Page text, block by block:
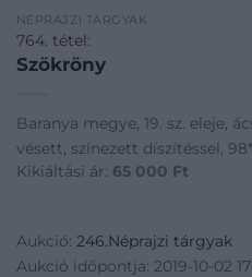
NÉPRAJZI TÁRGYAK
764. tétel:
Szökröny
Baranya megye, 19. sz. eleje,
vésett, színezett díszítéssel,
Kikiáltási ár: 65 000 Ft
Aukció: 246.Néprajzi tárgyak
Aukció időpontja: 2019-10-02